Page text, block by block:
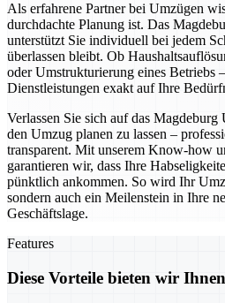
Als erfahrene Partner bei Umzügen
durchdachte Planung ist. Das
unterstützt Sie individuell bei jedem
überlassen bleibt. Ob
oder Umstrukturierung eines Betriebs
Dienstleistungen exakt auf Ihre
Verlassen Sie sich auf das
den Umzug planen zu lassen –
transparent. Mit unserem Know-how
garantieren wir, dass Ihre
pünktlich ankommen. So wird Ihr
sondern auch ein Meilenstein in Ihre
Geschäftslage.
Features
Diese Vorteile bieten wir Ihnen